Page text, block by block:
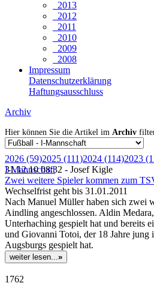
2013
2012
2011
2010
2009
2008
Impressum
Datenschutzerklärung
Haftungsausschluss
Archiv
Hier können Sie die Artikel im Archiv
2026 (59)2025 (111)2024 (114)2023
I-Mannschaft
31.12.10 08:32 - Josef Kigle
Zwei weitere Spieler kommen zum
Wechselfrist geht bis 31.01.2011
Nach Manuel Müller haben sich zwei
Aindling angeschlossen. Aldin
Unterhaching gespielt hat und bereits
und Giovanni Totoi, der 18 Jahre jung
Augsburgs gespielt hat.
weiter lesen...»
1762